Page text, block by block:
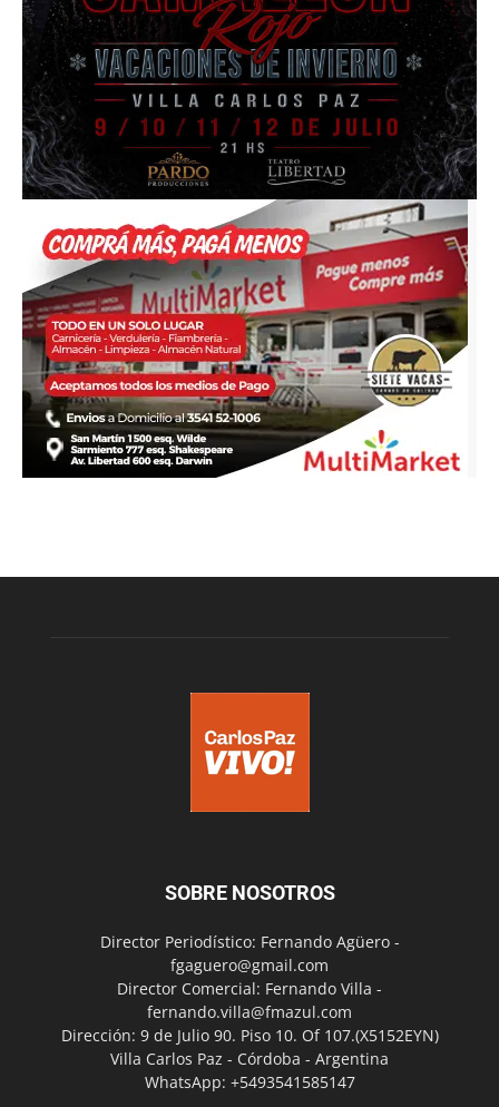
SOBRE NOSOTROS
Director Periodístico: Fernando Agüero -
fgaguero@gmail.com
Director Comercial: Fernando Villa -
fernando.villa@fmazul.com
Dirección: 9 de Julio 90. Piso 10. Of 107.(X5152EYN)
Villa Carlos Paz - Córdoba - Argentina
WhatsApp: +5493541585147